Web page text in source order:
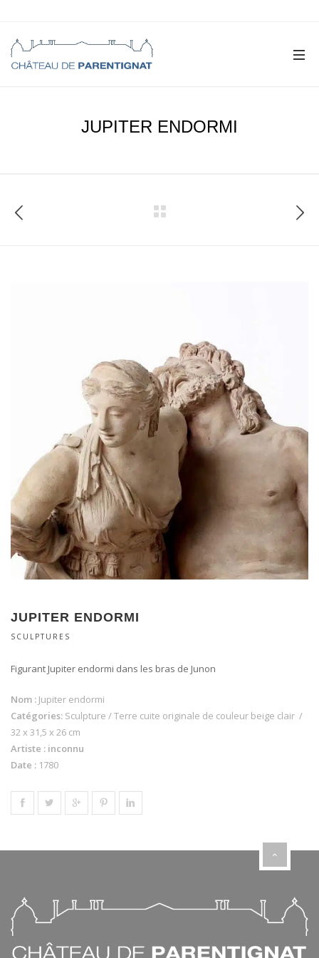
JUPITER ENDORMI
JUPITER ENDORMI
SCULPTURES
Figurant Jupiter endormi dans les bras de Junon
Nom : Jupiter endormi
Catégories: Sculpture / Terre cuite originale de couleur beige clair /
32 x 31,5 x 26 cm
Artiste : inconnu
Date : 1780